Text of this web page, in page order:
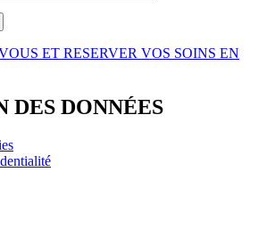
ET RESERVER VOS SOINS EN
DES DONNÉES